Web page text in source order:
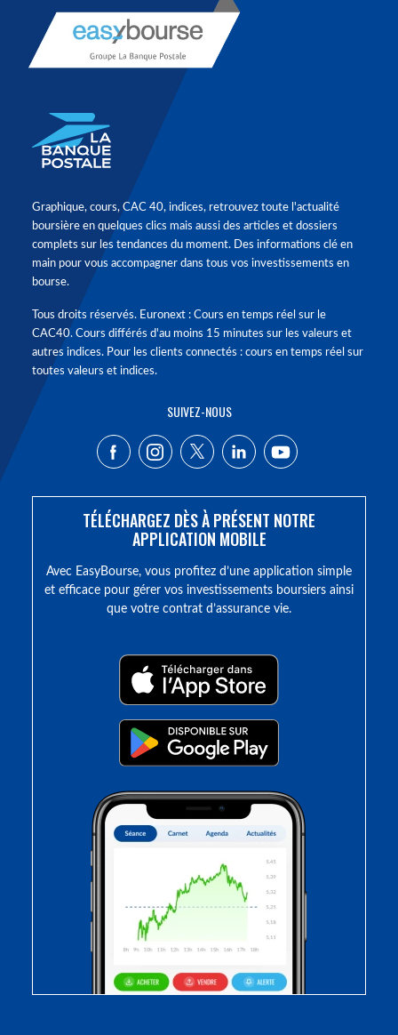
Graphique, cours, CAC 40, indices, retrouvez toute l'actualité
boursière en quelques clics mais aussi des articles et dossiers
complets sur les tendances du moment. Des informations clé en
main pour vous accompagner dans tous vos investissements en
bourse.
Tous droits réservés. Euronext : Cours en temps réel sur le
CAC40. Cours différés d'au moins 15 minutes sur les valeurs et
autres indices. Pour les clients connectés : cours en temps réel sur
toutes valeurs et indices.
SUIVEZ-NOUS
TÉLÉCHARGEZ DÈS À PRÉSENT NOTRE
APPLICATION MOBILE
Avec EasyBourse, vous profitez d’une application simple
et efficace pour gérer vos investissements boursiers ainsi
que votre contrat d’assurance vie.